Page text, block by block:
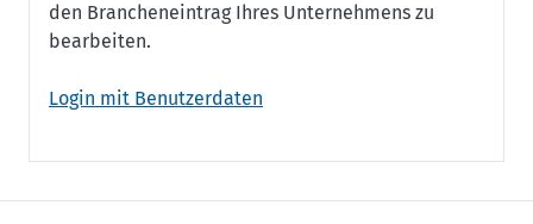
den Brancheneintrag Ihres Unternehmens zu
bearbeiten.
Login mit Benutzerdaten